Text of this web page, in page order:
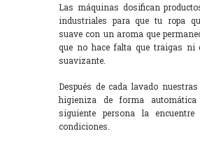
Las máquinas dosifican
industriales para que tu ropa
suave con un aroma que
que no hace falta que traigas ni
suavizante.
Después de cada lavado
higieniza de forma
siguiente persona la encuentre
condiciones.